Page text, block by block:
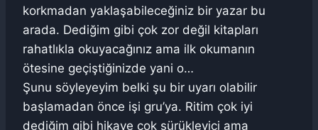
korkmadan yaklaşabileceğiniz bir yazar bu
arada. Dediğim gibi çok zor değil kitapları
rahatlıkla okuyacağınız ama ilk okumanın
ötesine geçiştiğinizde yani o…
Şunu söyleyeyim belki şu bir uyarı olabilir
başlamadan önce işi gru’ya. Ritim çok iyi
dediğim gibi hikaye çok sürükleyici ama